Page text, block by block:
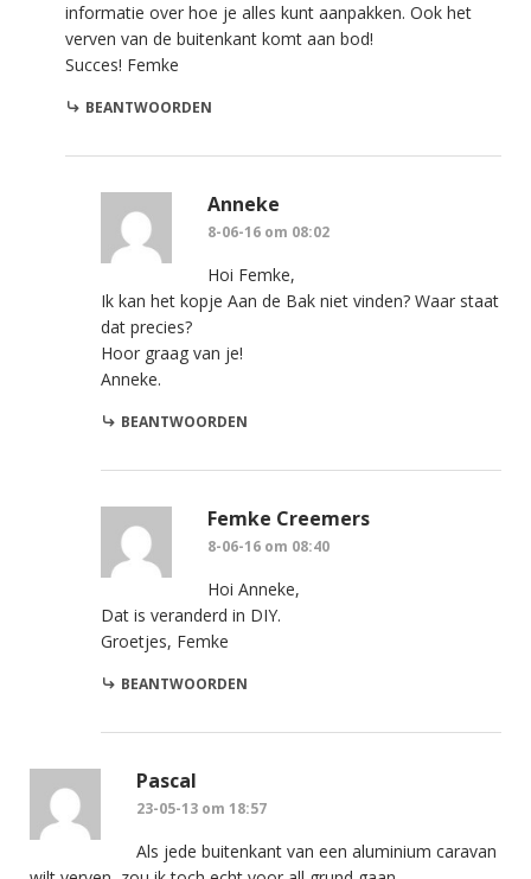
informatie over hoe je alles kunt aanpakken. Ook het
verven van de buitenkant komt aan bod!
Succes! Femke
BEANTWOORDEN
Anneke
8-06-16 om 08:02
Hoi Femke,
Ik kan het kopje Aan de Bak niet vinden? Waar staat
dat precies?
Hoor graag van je!
Anneke.
BEANTWOORDEN
Femke Creemers
8-06-16 om 08:40
Hoi Anneke,
Dat is veranderd in DIY.
Groetjes, Femke
BEANTWOORDEN
Pascal
23-05-13 om 18:57
Als jede buitenkant van een aluminium caravan